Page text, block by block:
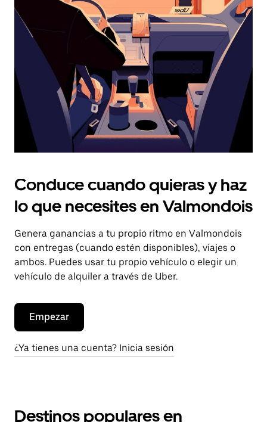
el
botón
escape
el
calendario.
Conduce cuando quieras y haz
lo que necesites en Valmondois
Genera ganancias a tu propio ritmo en Valmondois
con entregas (cuando estén disponibles), viajes o
ambos. Puedes usar tu propio vehículo o elegir un
vehículo de alquiler a través de Uber.
Empezar
¿Ya tienes una cuenta? Inicia sesión
Destinos populares en